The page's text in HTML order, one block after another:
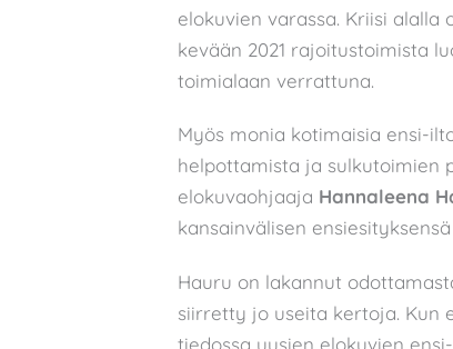
elokuvien varassa. Kriisi
kevään 2021 rajoitustoimista
toimialaan verrattuna.
Myös monia kotimaisia ensi-
helpottamista ja sulkutoimien
elokuvaohjaaja Hannaleena
kansainvälisen
Hauru on lakannut
siirretty jo useita kertoja. Kun
tiedossa uusien elokuvien